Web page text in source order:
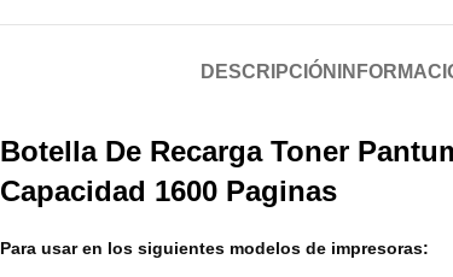
DESCRIPCIÓN
Botella De Recarga Toner
Capacidad 1600 Paginas
Para usar en los siguientes modelos de impresoras: